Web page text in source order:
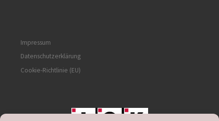
Impressum
Datenschutzerklärung
Cookie-Richtlinie (EU)